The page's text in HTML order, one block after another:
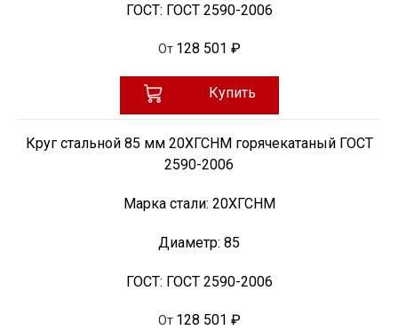
ГОСТ: ГОСТ 2590-2006
От 128 501 ₽
Купить
Круг стальной 85 мм 20ХГСНМ горячекатаный ГОСТ
2590-2006
Марка стали: 20ХГСНМ
Диаметр: 85
ГОСТ: ГОСТ 2590-2006
От 128 501 ₽